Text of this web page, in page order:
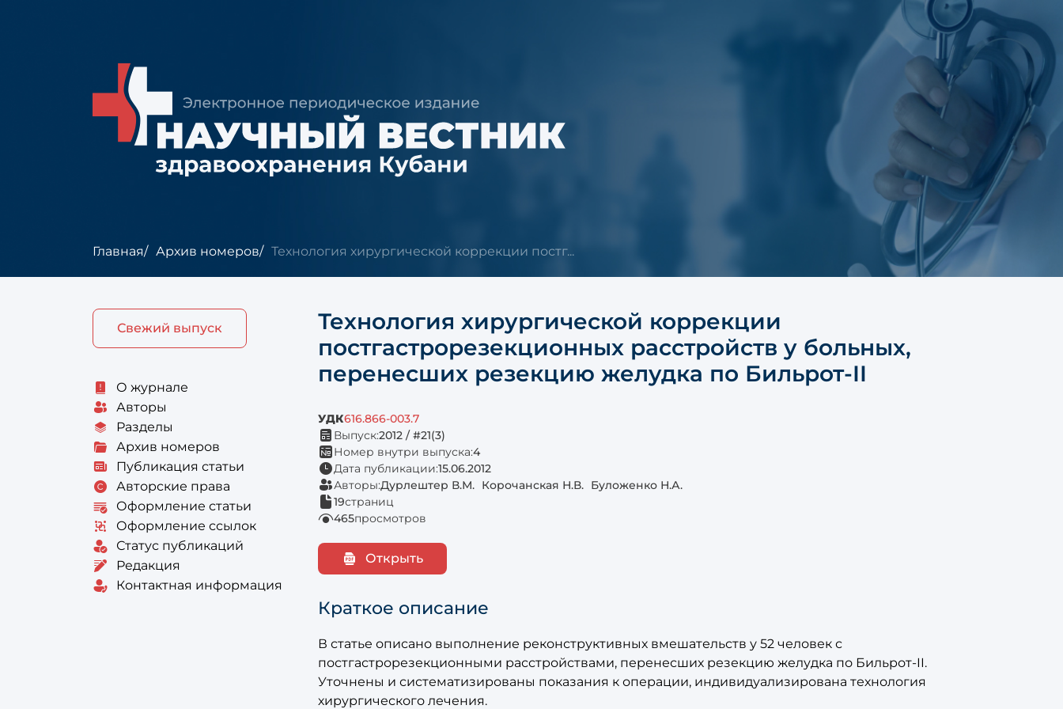
Главная Архив номеров Технология хирургической коррекции постг...
Свежий выпуск
О журнале
Авторы
Разделы
Архив номеров
Публикация статьи
Авторские права
Оформление статьи
Оформление ссылок
Статус публикаций
Редакция
Контактная информация
Технология хирургической коррекции
постгастрорезекционных расстройств у больных,
перенесших резекцию желудка по Бильрот-II
УДК616.866-003.7
Выпуск:2012 / #21(3)
Номер внутри выпуска:4
Дата публикации:15.06.2012
Авторы:Дурлештер В.М. Корочанская Н.В. Буложенко Н.А.
19страниц
465просмотров
Открыть
Краткое описание
В статье описано выполнение реконструктивных вмешательств у 52 человек с
постгастрорезекционными расстройствами, перенесших резекцию желудка по Бильрот-II.
Уточнены и систематизированы показания к операции, индивидуализирована технология
хирургического лечения.